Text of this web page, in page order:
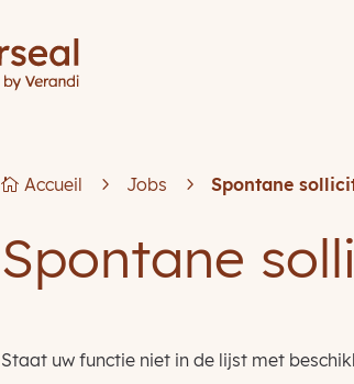
 Accueil 5 Jobs 5 Spontane
Spontane
Staat uw functie niet in de lijst met